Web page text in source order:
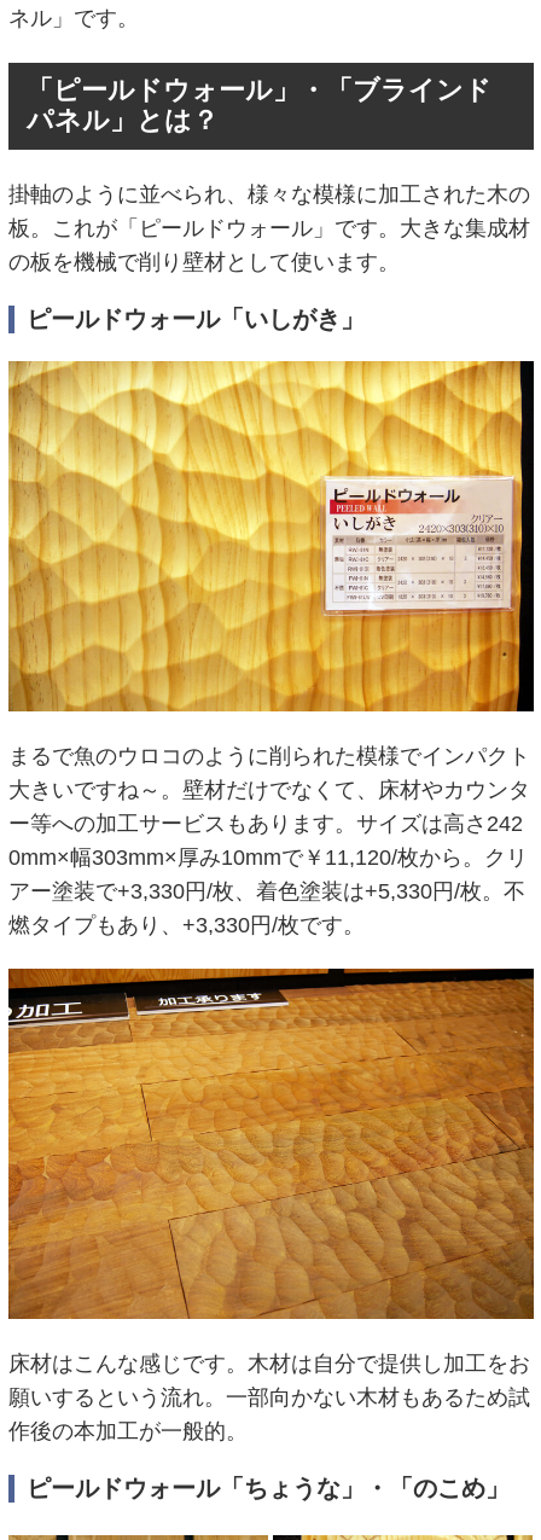
ネル」です。
「ピールドウォール」・「ブラインド
パネル」とは？
掛軸のように並べられ、様々な模様に加工された木の
板。これが「ピールドウォール」です。大きな集成材
の板を機械で削り壁材として使います。
ピールドウォール「いしがき」
まるで魚のウロコのように削られた模様でインパクト
大きいですね～。壁材だけでなくて、床材やカウンタ
ー等への加工サービスもあります。サイズは高さ242
0mm×幅303mm×厚み10mmで￥11,120/枚から。クリ
アー塗装で+3,330円/枚、着色塗装は+5,330円/枚。不
燃タイプもあり、+3,330円/枚です。
床材はこんな感じです。木材は自分で提供し加工をお
願いするという流れ。一部向かない木材もあるため試
作後の本加工が一般的。
ピールドウォール「ちょうな」・「のこめ」